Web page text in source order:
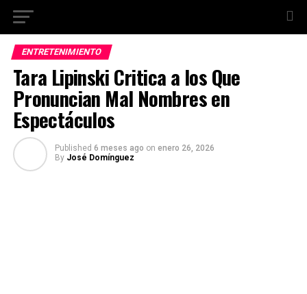
ENTRETENIMIENTO
Tara Lipinski Critica a los Que
Pronuncian Mal Nombres en
Espectáculos
Published 6 meses ago on enero 26, 2026
By José Domínguez